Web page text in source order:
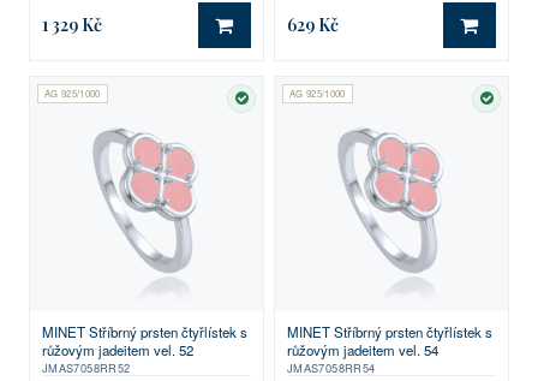
1 329 Kč DO KOŠÍKU
629 Kč DO
AG 925/1000
SKLADEM
MINET Stříbrný prsten čtyřlístek s
růžovým jadeitem vel. 52
JMAS7058RR52
AG 925/1000
MINET Stříbrný prsten čtyřlístek s
růžovým jadeitem vel. 54
JMAS7058RR54